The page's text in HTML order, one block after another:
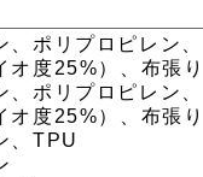
ポリプロピレン、
度25%）、布張り
ポリプロピレン、
度25%）、布張り
、TPU